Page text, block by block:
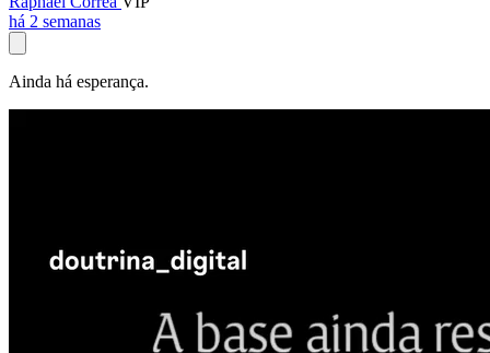
há 2 semanas
Ainda há esperança.